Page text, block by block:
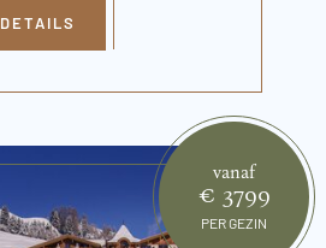
DETAILS
vanaf
€ 3799
PER GEZIN